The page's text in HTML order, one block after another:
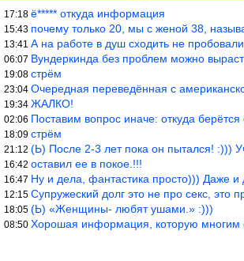
17:18 ё***** откуда информация
15:43 почему только 20, мы с женой 38, называется
13:41 А на работе в душ сходить не
06:07 Вундеркинда без проблем можно вырастить
19:08 стрём
23:04 Очередная переведённая с американского
19:34 ЖАЛКО!
02:06 Поставим вопрос иначе: откуда берётся столь
18:09 стрём
21:12 (Ь) После 2-3 лет пока он пытался! :)))
16:42 оставил ее в покое.!!!
16:47 Ну и дела, фантастика просто))) Даже и
12:15 Супружеский долг это не про секс, это про
18:05 (Ь) «Женщины- любят ушами.» :)))
08:50 Хорошая информация, которую многим стоило